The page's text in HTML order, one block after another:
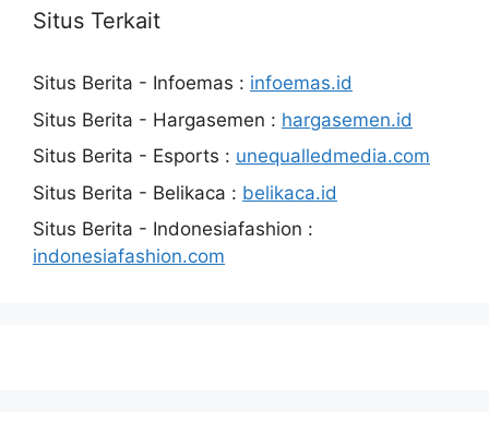
Situs Terkait
Situs Berita - Infoemas : infoemas.id
Situs Berita - Hargasemen : hargasemen.id
Situs Berita - Esports : unequalledmedia.com
Situs Berita - Belikaca : belikaca.id
Situs Berita - Indonesiafashion :
indonesiafashion.com